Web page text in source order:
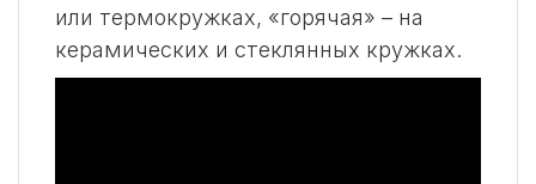
или термокружках, «горячая» – на
керамических и стеклянных кружках.